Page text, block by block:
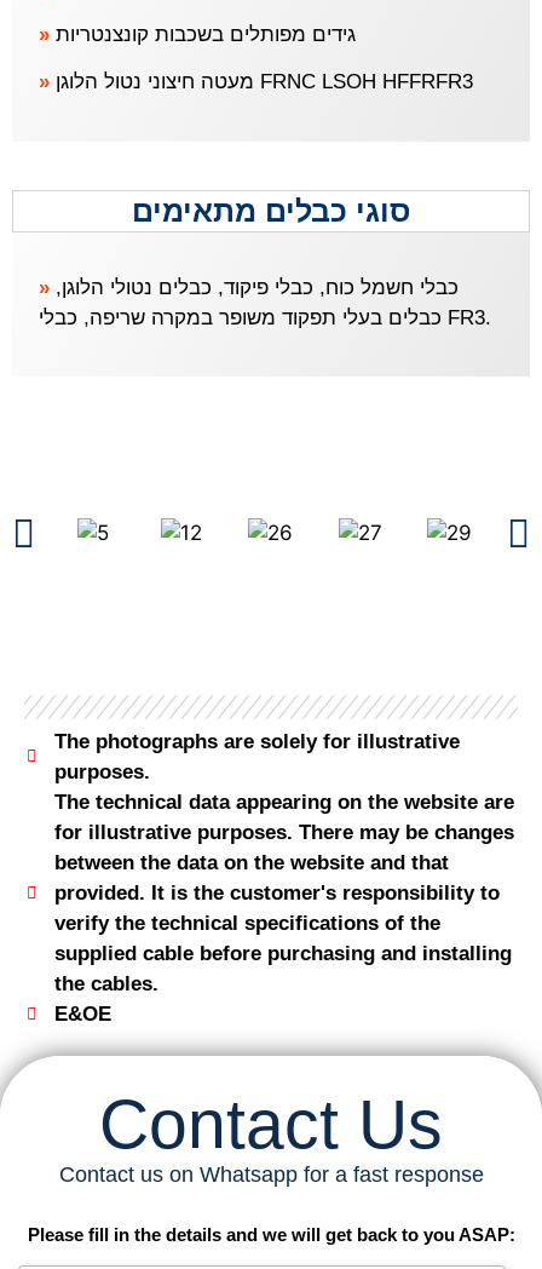
» גידים מפותלים בשכבות קונצנטריות
» מעטה חיצוני נטול הלוגן FRNC LSOH HFFRFR3
סוגי כבלים מתאימים
»
כבלים בעלי תפקוד משופר במקרה שריפה, כבלי FR3.
The photographs are solely for illustrative
purposes.
The technical data appearing on the website are
for illustrative purposes. There may be changes
between the data on the website and that
provided. It is the customer's responsibility to
verify the technical specifications of the
supplied cable before purchasing and installing
the cables.
E&OE
Contact Us
Contact us on Whatsapp for a fast response
Please fill in the details and we will get back to you ASAP: